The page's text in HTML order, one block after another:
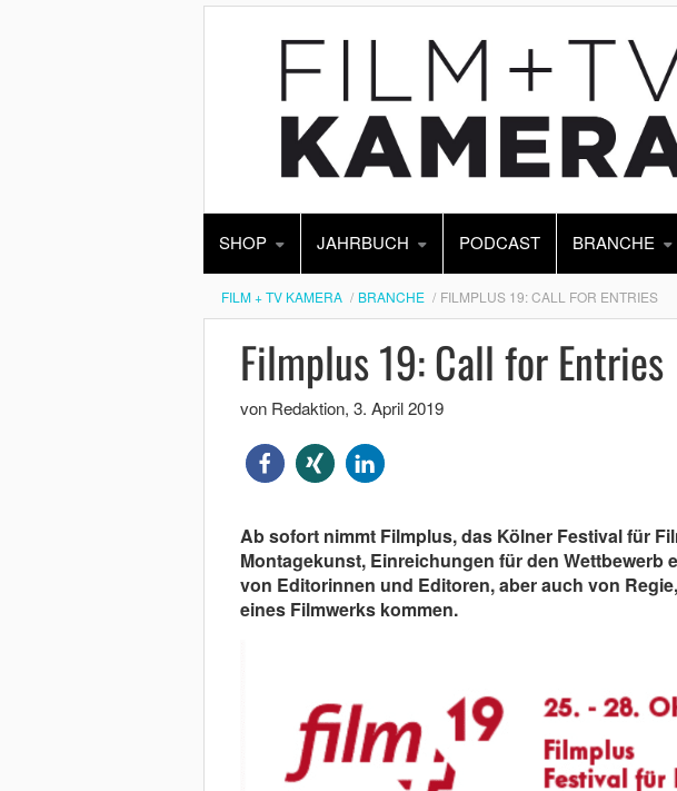
SHOP JAHRBUCH PODCAST BRANCHE
FILM + TV KAMERA BRANCHE FILMPLUS 19: CALL FOR ENTRIES
Filmplus 19: Call for Entries
von Redaktion, 3. April 2019
Ab sofort nimmt Filmplus, das Kölner Festival für
Montagekunst, Einreichungen für den Wettbewerb
von Editorinnen und Editoren, aber auch von
eines Filmwerks kommen.